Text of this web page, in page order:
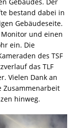
bestand dabei in
Gebäudeseite.
Monitor und einen
ein. Die
des TSF
das TLF
Vielen Dank an
Zusammenarbeit
hinweg.